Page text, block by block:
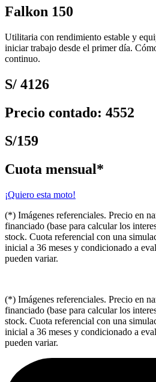
Falkon 150
Utilitaria con rendimiento estable y
iniciar trabajo desde el primer día.
continuo.
S/ 4126
Precio contado: 4552
S/159
Cuota mensual*
¡Quiero esta moto!
(*) Imágenes referenciales. Precio en
financiado (base para calcular los
stock. Cuota referencial con una
inicial a 36 meses y condicionado a
pueden variar.
(*) Imágenes referenciales. Precio en
financiado (base para calcular los
stock. Cuota referencial con una
inicial a 36 meses y condicionado a
pueden variar.